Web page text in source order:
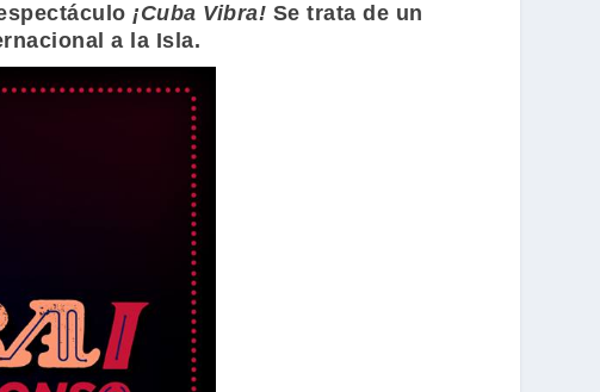
¡Cuba Vibra! Se trata de un
a la Isla.